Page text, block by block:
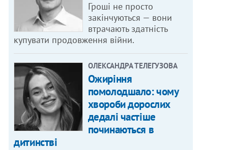
Гроші не просто
закінчуються — вони
втрачають здатність
купувати продовження війни.
ОЛЕКСАНДРА ТЕЛЕГУЗОВА
Ожиріння
помолодшало: чому
хвороби дорослих
дедалі частіше
починаються в
дитинстві